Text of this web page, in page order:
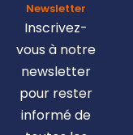
Newsletter
Inscrivez-
vous à notre
newsletter
pour rester
informé de